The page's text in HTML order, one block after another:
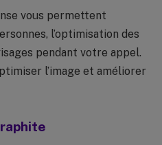
vous permettent
l’optimisation des
pendant votre appel.
l’image et améliorer